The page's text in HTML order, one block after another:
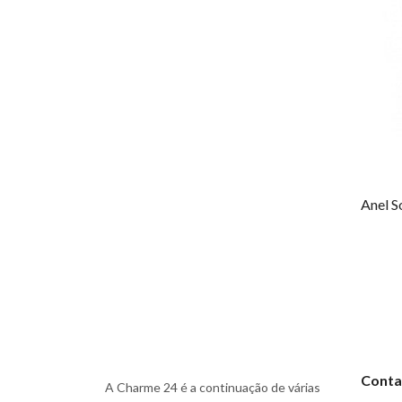
A Charme 24 é a continuação de várias